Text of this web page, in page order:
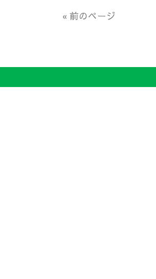
« 前のページ